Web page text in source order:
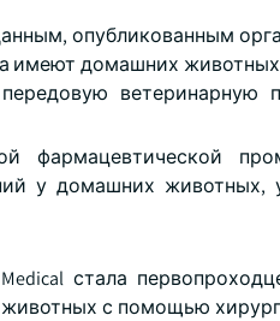
опубликованным
имеют домашних
ветеринарную
фармацевтической
у домашних животных,
стала
с помощью